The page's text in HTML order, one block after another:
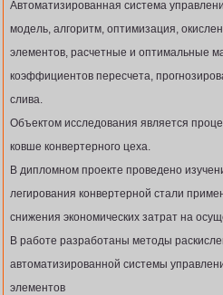
Автоматизированная система
модель, алгоритм, оптимизация,
элементов, расчетные и оптимальные
коэффициентов пересчета,
слива.
Объектом исследования является
ковше конвертерного цеха.
В дипломном проекте проведено
легирования конвертерной стали
снижения экономических затрат на
В работе разработаны методы
автоматизированной системы
элементов